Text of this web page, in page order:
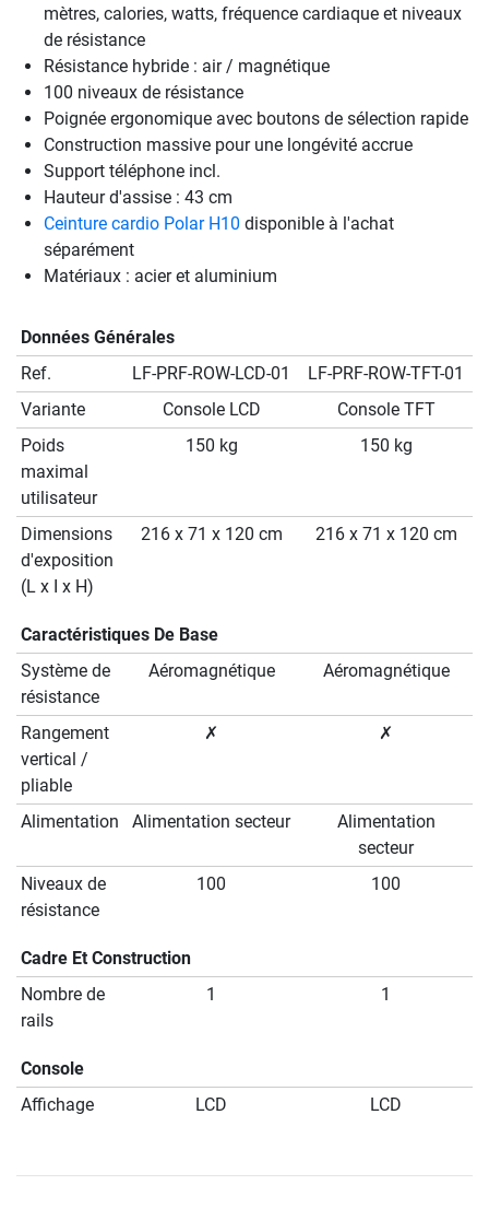
mètres, calories, watts, fréquence cardiaque et niveaux
de résistance
Résistance hybride : air / magnétique
100 niveaux de résistance
Poignée ergonomique avec boutons de sélection rapide
Construction massive pour une longévité accrue
Support téléphone incl.
Hauteur d'assise : 43 cm
Ceinture cardio Polar H10 disponible à l'achat
séparément
Matériaux : acier et aluminium
Données Générales
Ref.
LF-PRF-ROW-LCD-01
LF-PRF-ROW-TFT-01
Variante
Console LCD
Console TFT
Poids
maximal
utilisateur
150 kg 150 kg
Dimensions
d'exposition
(L x I x H)
216 x 71 x 120 cm 216 x 71 x 120 cm
Caractéristiques De Base
Système de
résistance
Aéromagnétique Aéromagnétique
Rangement
vertical /
pliable
✗ ✗
Alimentation Alimentation secteur
Alimentation
secteur
Niveaux de
résistance
100 100
Cadre Et Construction
Nombre de
rails
1 1
Console
Affichage
LCD LCD